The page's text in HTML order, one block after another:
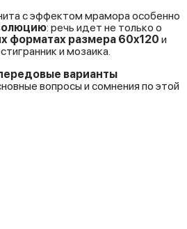
с эффектом мрамора особенно
: речь идет не только о
форматах размера 60x120 и
и мозаика.
варианты
вопросы и сомнения по этой